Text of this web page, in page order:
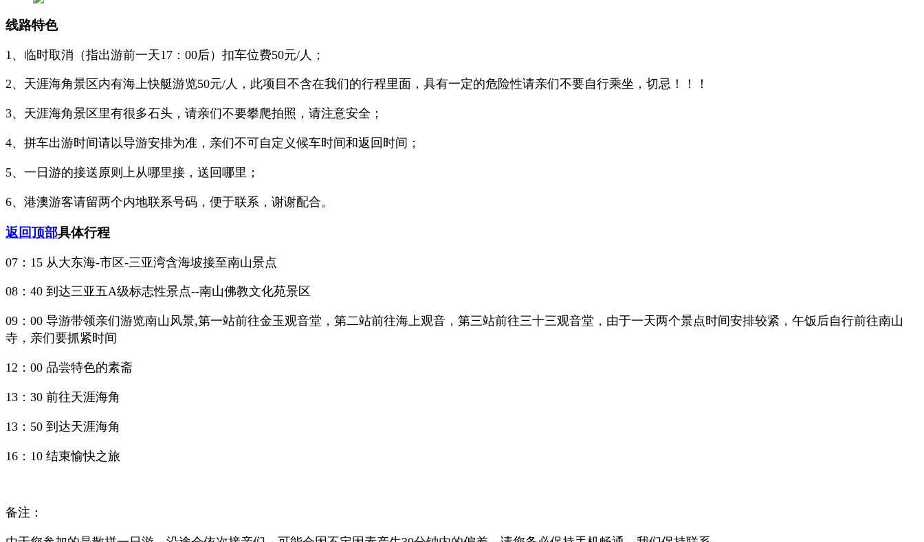
线路特色
1、临时取消（指出游前一天17：00后）扣车位费50元/人；
2、天涯海角景区内有海上快艇游览50元/人，此项目不含在我们的行程里面，具有一定的危险性请亲们不要自行乘坐，切忌！！！
3、天涯海角景区里有很多石头，请亲们不要攀爬拍照，请注意安全；
4、拼车出游时间请以导游安排为准，亲们不可自定义候车时间和返回时间；
5、一日游的接送原则上从哪里接，送回哪里；
6、 港澳游客请留两个内地联系号码，便于联系，谢谢配合。
返回顶部具体行程
07：15 从大东海-市区-三亚湾含海坡接至南山景点
08：40 到达三亚五A级标志性景点--南山佛教文化苑景区
09：00 导游带领亲们游览南山风景,第一站前往金玉观音堂，第二站前往海上观音，第三站前往三十三观音堂，由于一天两个景点时间安排较紧，午饭后自行前往南山
寺，亲们要抓紧时间
12：00 品尝特色的素斋
13：30 前往天涯海角
13：50 到达天涯海角
16：10 结束愉快之旅
备注：